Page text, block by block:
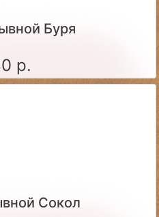
Буря
р.
Сокол